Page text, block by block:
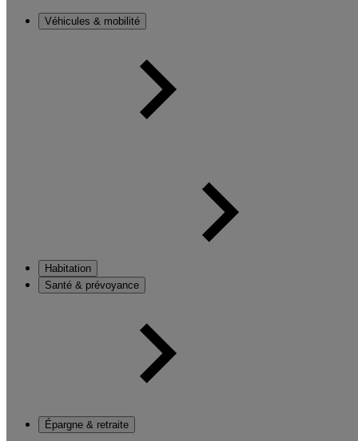
Véhicules & mobilité
Habitation
Santé & prévoyance
Épargne & retraite